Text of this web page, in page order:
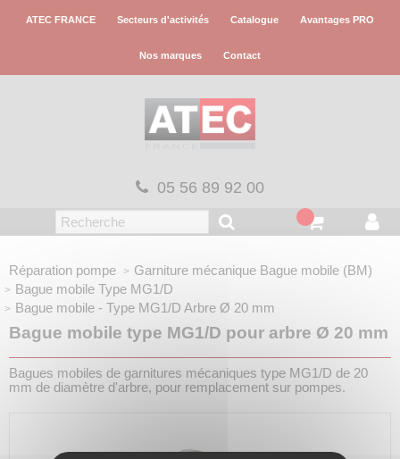
ATEC FRANCE Secteurs d'activités Catalogue Avantages PRO
Nos marques Contact
05 56 89 92 00
Réparation pompe Garniture mécanique Bague mobile (BM)
Bague mobile Type MG1/D
Bague mobile - Type MG1/D Arbre Ø 20 mm
Bague mobile type MG1/D pour arbre Ø 20 mm
Bagues mobiles de garnitures mécaniques type MG1/D de 20
mm de diamètre d'arbre, pour remplacement sur pompes.